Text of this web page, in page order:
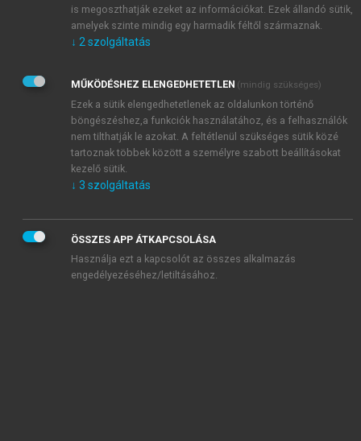
Kérek értesítést a MeRSZ újdonságairól, akcióiról.
Kérek értesítést az Akadémiai Kiadó Zrt. újdonságairól,
Adatkezelési tájékoztatóbanfoglaltakat tudomásul
veszem és elfogadom.
Általános vásárlási feltételeket, valamint a szotar.netés a
mersz.huoldalak licencszerződéseiben foglaltakat
tudomásul veszem és elfogadom.
KIPRÓBÁLOM
is megoszthatják ezeket az információkat. Ezek állandó sütik,
amelyek szinte mindig egy harmadik féltől származnak.
↓ 2 szolgáltatás
MŰKÖDÉSHEZ ELENGEDHETETLEN (mindig szükséges)
Ezek a sütik elengedhetetlenek az oldalunkon történő
böngészéshez,a funkciók használatához, és a felhasználók
nem tilthatják le azokat. A feltétlenül szükséges sütik közé
tartoznak többek között a személyre szabott beállításokat
kezelő sütik.
↓ 3 szolgáltatás
ÖSSZES APP ÁTKAPCSOLÁSA
Használja ezt a kapcsolót az összes alkalmazás
engedélyezéséhez/letiltásához.